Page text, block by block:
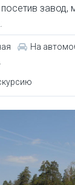
завод,
На